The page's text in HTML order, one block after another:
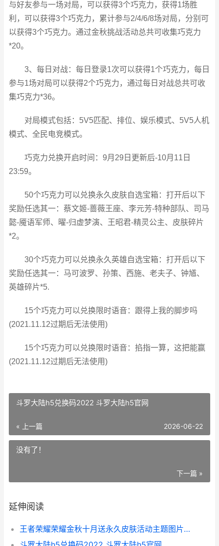
与好友参与一场对局，可以获得3个巧克力，获得1场胜
利，可以获得3个巧克力，累计参与2/4/6/8场对局，分别可
以获得3个巧克力。通过金秋挑战活动总共可收集巧克力
*20。
3、每日对战：每日登录1次可以获得1个巧克力，每日
参与1场对局可以获得2个巧克力，通过每日对战总共可收
集巧克力*36。
对局模式包括：5V5匹配、排位、娱乐模式、5V5人机
模式、全民电竞模式。
巧克力兑换开启时间：9月29日更新后-10月11日
23:59。
50个巧克力可以兑换永久皮肤自选宝箱：打开后以下
奖励任选其一：蔡文姬-蔷薇王座、李元芳-特种部队、司马
懿-魇语军师、曜-归虚梦演、王昭君-精灵公主、皮肤碎片
*2。
30个巧克力可以兑换永久英雄自选宝箱：打开后以下
奖励任选其一：马可波罗、孙策、西施、老夫子、钟馗、
英雄碎片*5.
15个巧克力可以兑换限时语音：跟得上我的脚步吗
(2021.11.12过期后无法使用)
15个巧克力可以兑换限时语音：掐指一算，这把能赢
(2021.11.12过期后无法使用)
斗罗大陆h5兑换码2022 斗罗大陆h5官网
« 上一篇 2026-06-22
没有了！
下一篇 »
延伸阅读
王者荣耀荣耀金秋十月送永久皮肤活动主题图片文字教程 王者荣耀荣耀金币在哪里消费